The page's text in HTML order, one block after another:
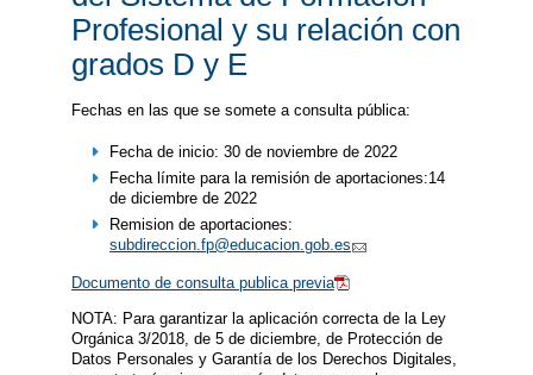
Profesional y su relación con
grados D y E
Fechas en las que se somete a consulta pública:
Fecha de inicio: 30 de noviembre de 2022
Fecha límite para la remisión de aportaciones:14
de diciembre de 2022
Remision de aportaciones:
subdireccion.fp@educacion.gob.es
Documento de consulta publica previa
NOTA: Para garantizar la aplicación correcta de la Ley
Orgánica 3/2018, de 5 de diciembre, de Protección de
Datos Personales y Garantía de los Derechos Digitales,